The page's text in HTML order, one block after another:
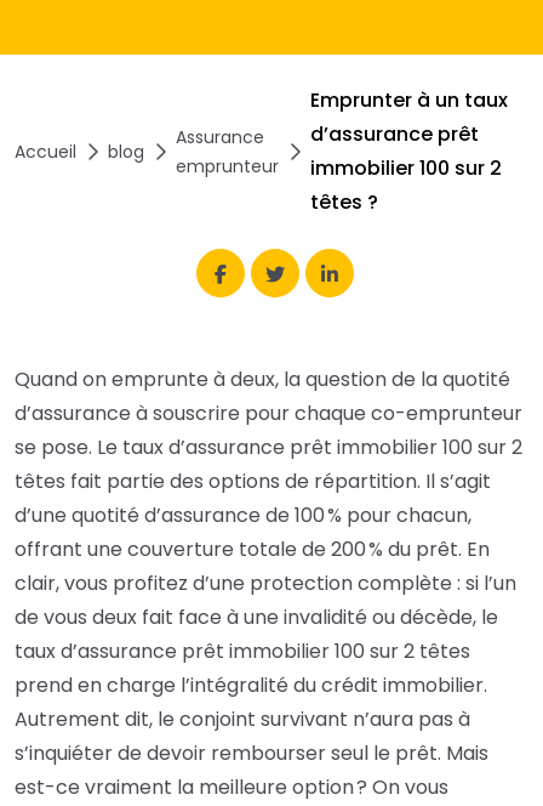
Accueil blog
Assurance
emprunteur
Emprunter à un taux
d’assurance prêt
immobilier 100 sur 2
têtes ?
Quand on emprunte à deux, la question de la quotité
d’assurance à souscrire pour chaque co-emprunteur
se pose. Le taux d’assurance prêt immobilier 100 sur 2
têtes fait partie des options de répartition. Il s’agit
d’une quotité d’assurance de 100 % pour chacun,
offrant une couverture totale de 200 % du prêt. En
clair, vous profitez d’une protection complète : si l’un
de vous deux fait face à une invalidité ou décède, le
taux d’assurance prêt immobilier 100 sur 2 têtes
prend en charge l’intégralité du crédit immobilier.
Autrement dit, le conjoint survivant n’aura pas à
s’inquiéter de devoir rembourser seul le prêt. Mais
est-ce vraiment la meilleure option ? On vous